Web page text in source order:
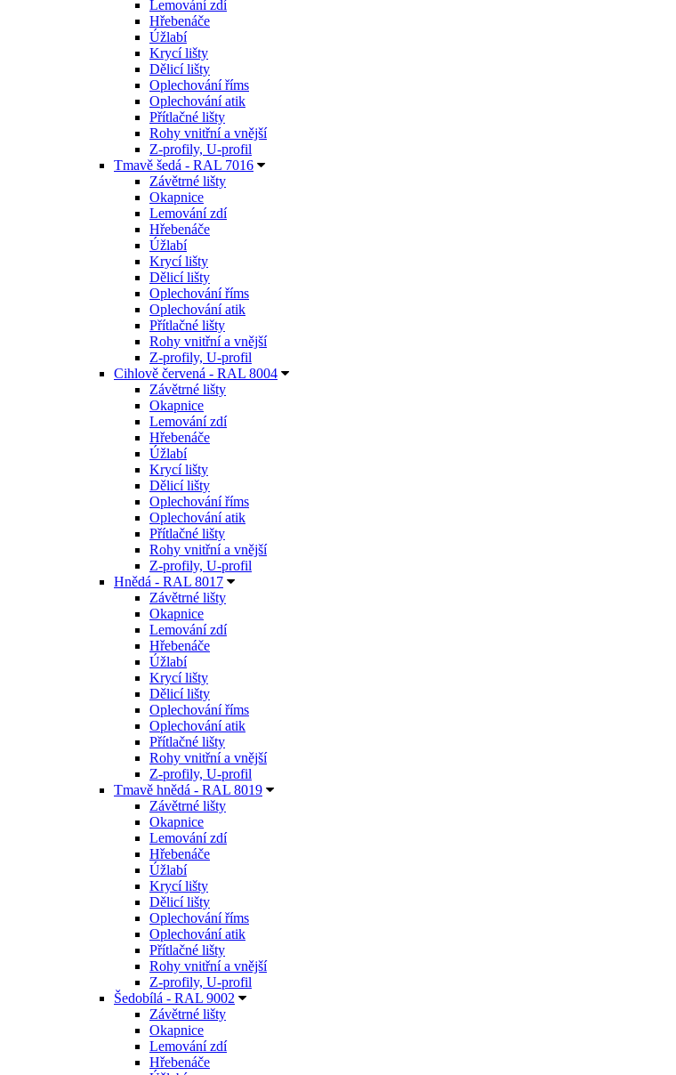
Lemování zdí
Hřebenáče
Úžlabí
Krycí lišty
Dělicí lišty
Oplechování říms
Oplechování atik
Přítlačné lišty
Rohy vnitřní a vnější
Z-profily, U-profil
Tmavě šedá - RAL 7016
Závětrné lišty
Okapnice
Lemování zdí
Hřebenáče
Úžlabí
Krycí lišty
Dělicí lišty
Oplechování říms
Oplechování atik
Přítlačné lišty
Rohy vnitřní a vnější
Z-profily, U-profil
Cihlově červená - RAL 8004
Závětrné lišty
Okapnice
Lemování zdí
Hřebenáče
Úžlabí
Krycí lišty
Dělicí lišty
Oplechování říms
Oplechování atik
Přítlačné lišty
Rohy vnitřní a vnější
Z-profily, U-profil
Hnědá - RAL 8017
Závětrné lišty
Okapnice
Lemování zdí
Hřebenáče
Úžlabí
Krycí lišty
Dělicí lišty
Oplechování říms
Oplechování atik
Přítlačné lišty
Rohy vnitřní a vnější
Z-profily, U-profil
Tmavě hnědá - RAL 8019
Závětrné lišty
Okapnice
Lemování zdí
Hřebenáče
Úžlabí
Krycí lišty
Dělicí lišty
Oplechování říms
Oplechování atik
Přítlačné lišty
Rohy vnitřní a vnější
Z-profily, U-profil
Šedobílá - RAL 9002
Závětrné lišty
Okapnice
Lemování zdí
Hřebenáče